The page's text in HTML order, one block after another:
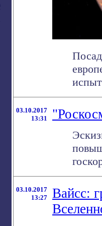
03.10.2017
13:31
03.10.2017
13:27
Вайсс: